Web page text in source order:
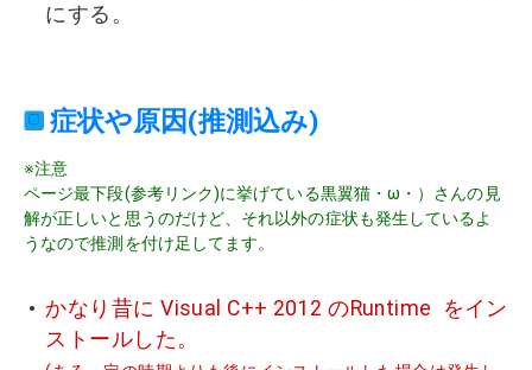
にする。
症状や原因(推測込み)
※注意
ページ最下段(参考リンク)に挙げている黒翼猫・ω・）さんの見
解が正しいと思うのだけど、それ以外の症状も発生しているよ
うなので推測を付け足してます。
かなり昔に Visual C++ 2012 のRuntime をイン
ストールした。